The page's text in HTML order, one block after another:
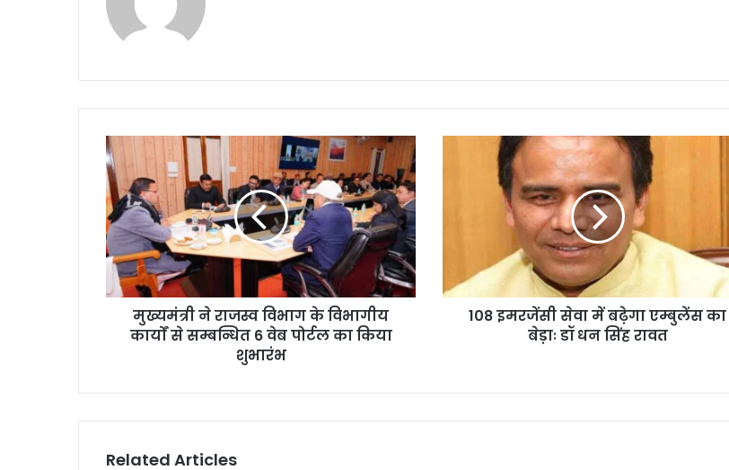
मुख्यमंत्री ने राजस्व विभाग के विभागीय
कार्यों से सम्बन्धित 6 वेब पोर्टल का किया
शुभारंभ
108 इमरजेंसी सेवा में बढ़ेगा एम्बुलेंस का
बेड़ाः डॉ धन सिंह रावत
Related Articles